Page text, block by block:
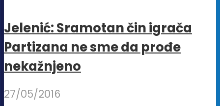
proizvoda.
Jelenić: Sramotan čin igrača
Partizana ne sme da prođe
nekažnjeno
27/05/2016